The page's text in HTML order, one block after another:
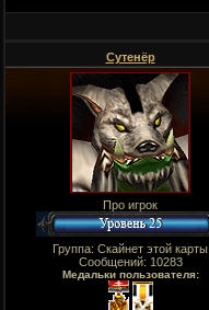
Сутенёр
Про игрок
Группа: Скайнет этой карты
Сообщений: 10283
Медальки пользователя: